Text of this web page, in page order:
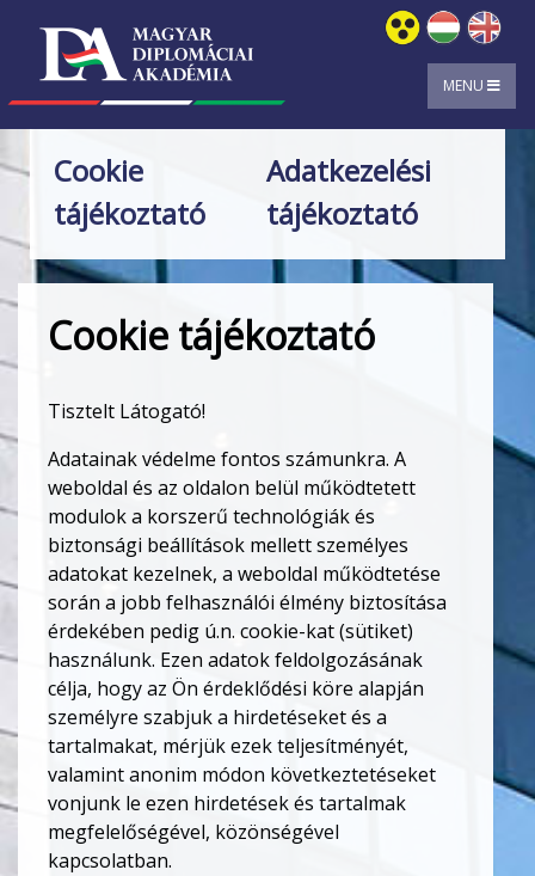
MENU
Cookie
tájékoztató
Adatkezelési
tájékoztató
Cookie tájékoztató
Tisztelt Látogató!
Adatainak védelme fontos számunkra. A
weboldal és az oldalon belül működtetett
modulok a korszerű technológiák és
biztonsági beállítások mellett személyes
adatokat kezelnek, a weboldal működtetése
során a jobb felhasználói élmény biztosítása
érdekében pedig ú.n. cookie-kat (sütiket)
használunk. Ezen adatok feldolgozásának
célja, hogy az Ön érdeklődési köre alapján
személyre szabjuk a hirdetéseket és a
tartalmakat, mérjük ezek teljesítményét,
valamint anonim módon következtetéseket
vonjunk le ezen hirdetések és tartalmak
megfelelőségével, közönségével
kapcsolatban.